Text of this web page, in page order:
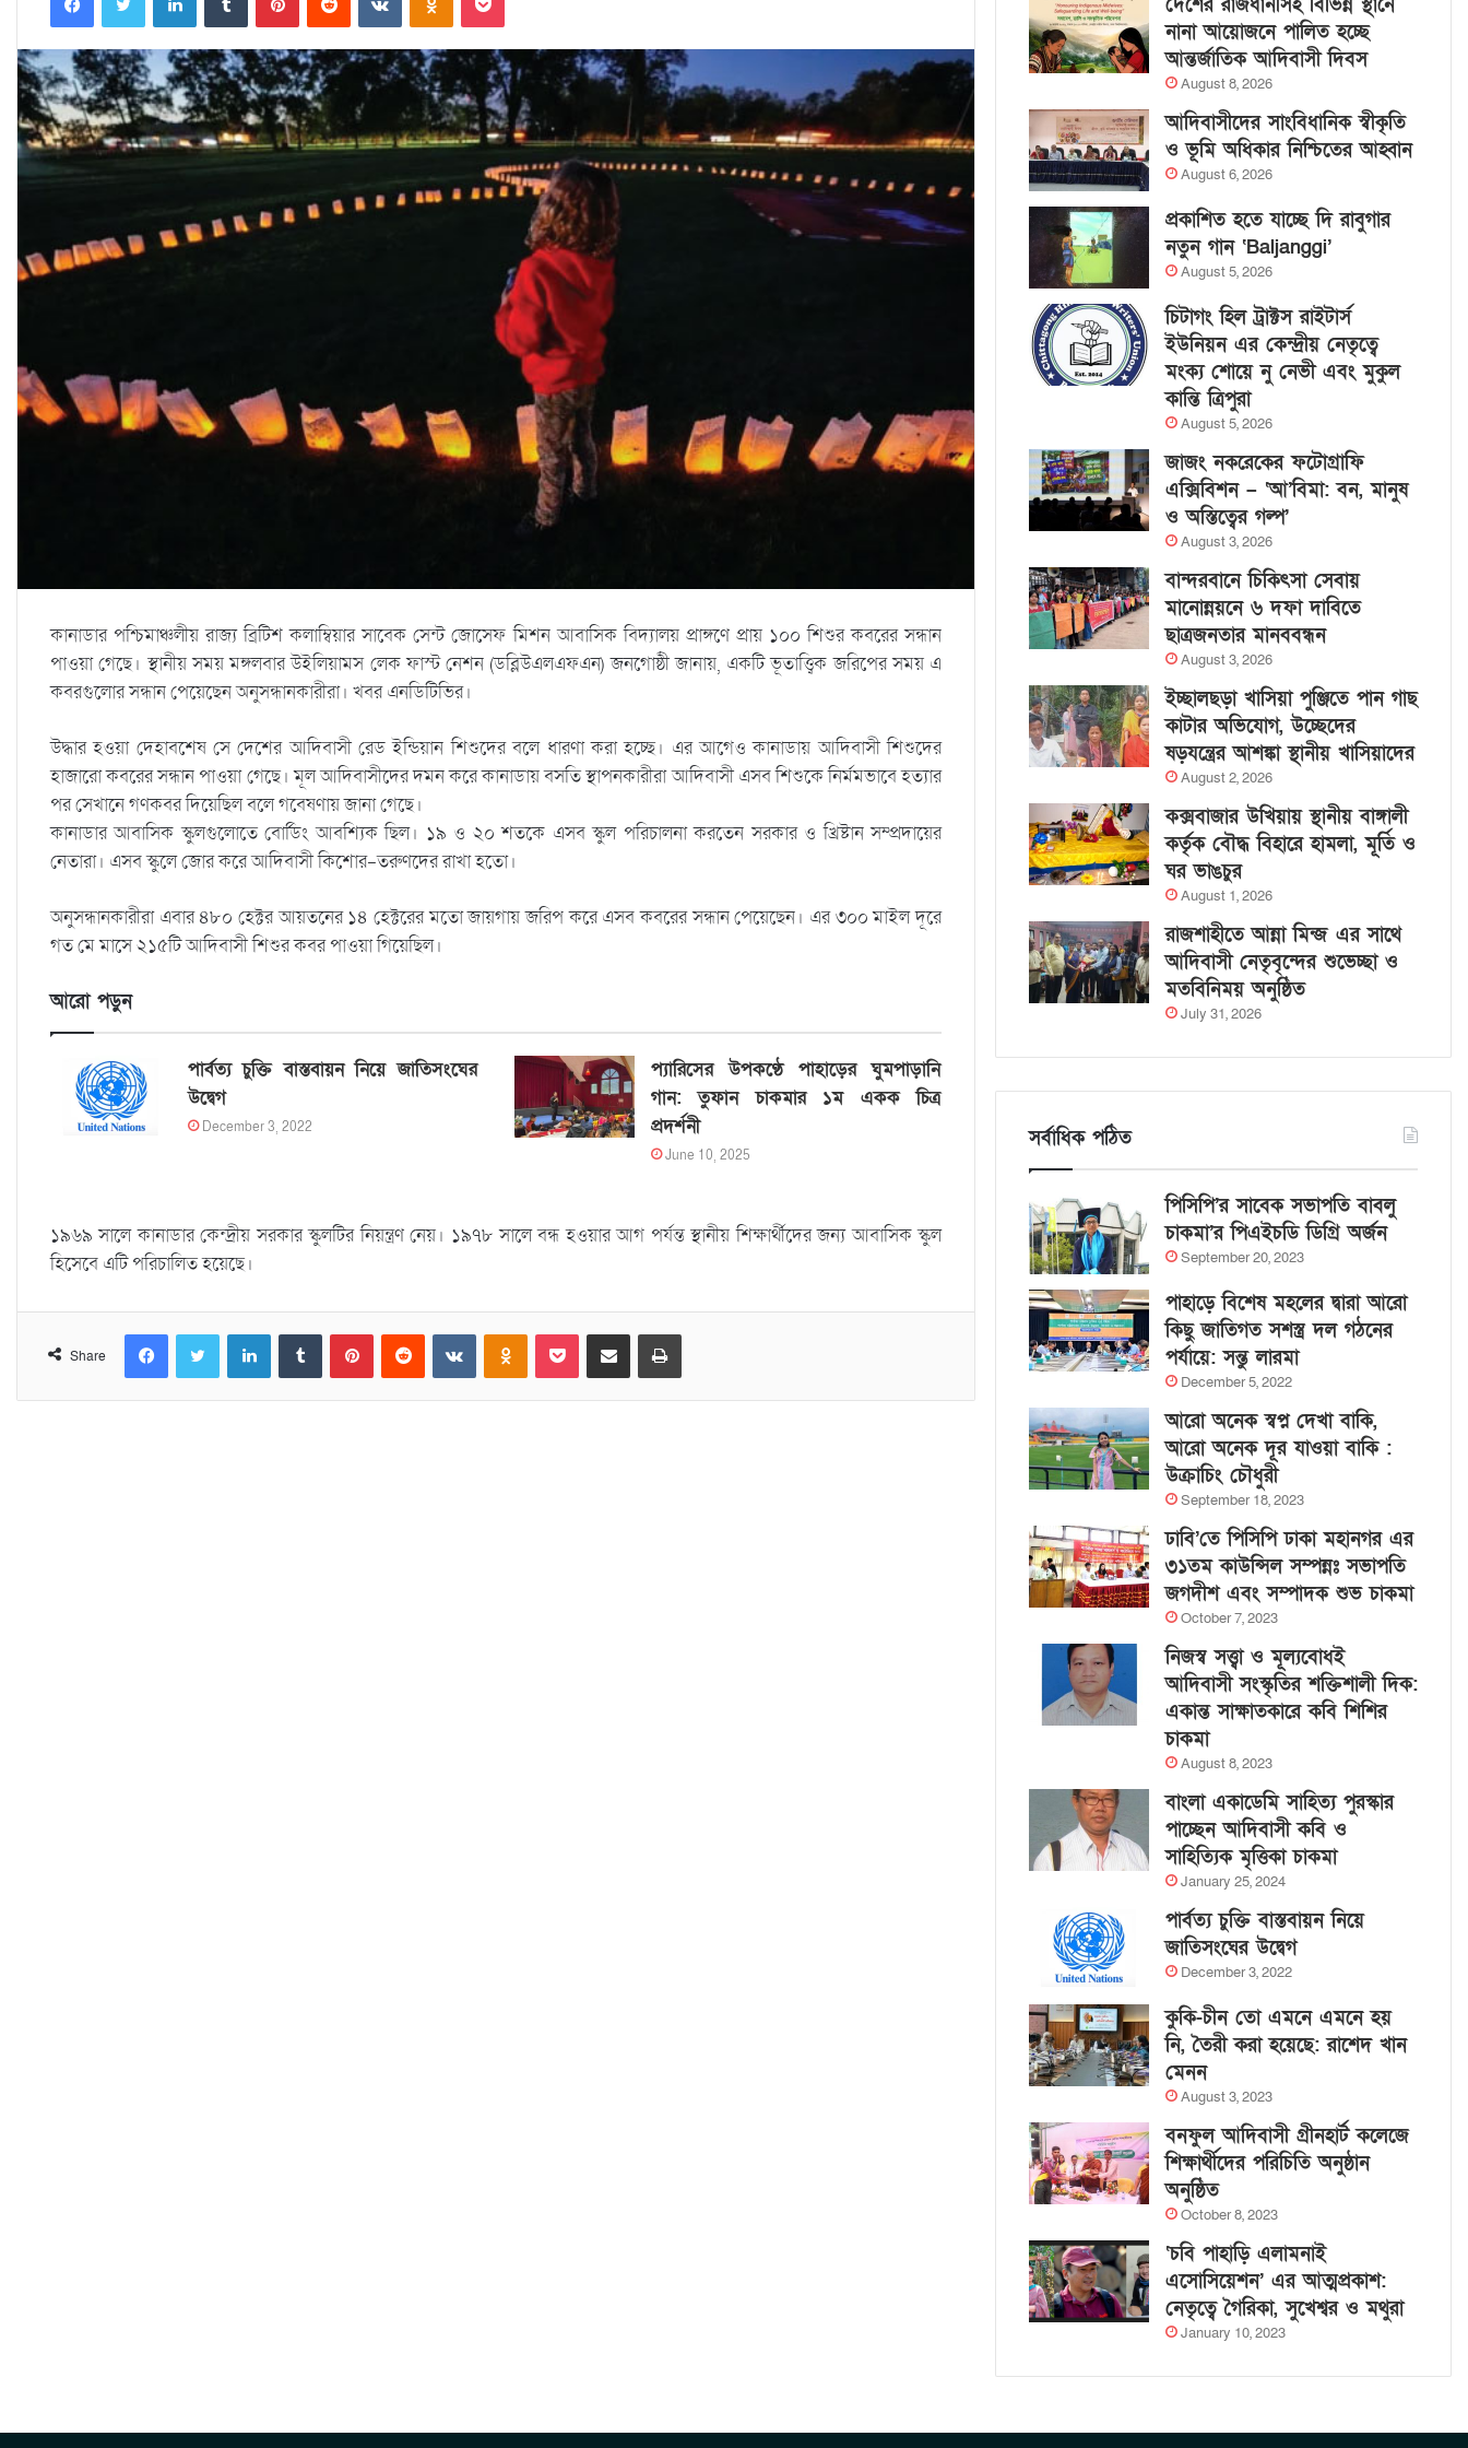
কানাডার পশ্চিমাঞ্চলীয় রাজ্য ব্রিটিশ কলাম্বিয়ার সাবেক সেন্ট জোসেফ মিশন আবাসিক বিদ্যালয় প্রাঙ্গণে প্রায় ১০০ শিশুর কবরের সন্ধান
পাওয়া গেছে। স্থানীয় সময় মঙ্গলবার উইলিয়ামস লেক ফাস্ট নেশন (ডব্লিউএলএফএন) জনগোষ্ঠী জানায়, একটি ভূতাত্ত্বিক জরিপের সময় এ
কবরগুলোর সন্ধান পেয়েছেন অনুসন্ধানকারীরা। খবর এনডিটিভির।
উদ্ধার হওয়া দেহাবশেষ সে দেশের আদিবাসী রেড ইন্ডিয়ান শিশুদের বলে ধারণা করা হচ্ছে। এর আগেও কানাডায় আদিবাসী শিশুদের
হাজারো কবরের সন্ধান পাওয়া গেছে। মূল আদিবাসীদের দমন করে কানাডায় বসতি স্থাপনকারীরা আদিবাসী এসব শিশুকে নির্মমভাবে হত্যার
পর সেখানে গণকবর দিয়েছিল বলে গবেষণায় জানা গেছে।
কানাডার আবাসিক স্কুলগুলোতে বোর্ডিং আবশ্যিক ছিল। ১৯ ও ২০ শতকে এসব স্কুল পরিচালনা করতেন সরকার ও খ্রিষ্টান সম্প্রদায়ের
নেতারা। এসব স্কুলে জোর করে আদিবাসী কিশোর-তরুণদের রাখা হতো।
অনুসন্ধানকারীরা এবার ৪৮০ হেক্টর আয়তনের ১৪ হেক্টরের মতো জায়গায় জরিপ করে এসব কবরের সন্ধান পেয়েছেন। এর ৩০০ মাইল দূরে
গত মে মাসে ২১৫টি আদিবাসী শিশুর কবর পাওয়া গিয়েছিল।
আরো পড়ুন
পার্বত্য চুক্তি বাস্তবায়ন নিয়ে জাতিসংঘের
উদ্বেগ
December 3, 2022
প্যারিসের উপকণ্ঠে পাহাড়ের ঘুমপাড়ানি
গান: তুফান চাকমার ১ম একক চিত্র
প্রদর্শনী
June 10, 2025
১৯৬৯ সালে কানাডার কেন্দ্রীয় সরকার স্কুলটির নিয়ন্ত্রণ নেয়। ১৯৭৮ সালে বন্ধ হওয়ার আগ পর্যন্ত স্থানীয় শিক্ষার্থীদের জন্য আবাসিক স্কুল
হিসেবে এটি পরিচালিত হয়েছে।
Share
নানা আয়োজনে পালিত হচ্ছে
আন্তর্জাতিক আদিবাসী দিবস
August 8, 2026
আদিবাসীদের সাংবিধানিক স্বীকৃতি
ও ভূমি অধিকার নিশ্চিতের আহ্বান
August 6, 2026
প্রকাশিত হতে যাচ্ছে দি রাবুগার
নতুন গান ‘Baljanggi’
August 5, 2026
চিটাগং হিল ট্রাক্টস রাইটার্স
ইউনিয়ন এর কেন্দ্রীয় নেতৃত্বে
মংক্য শোয়ে নু নেভী এবং মুকুল
কান্তি ত্রিপুরা
August 5, 2026
জাজং নকরেকের ফটোগ্রাফি
এক্সিবিশন – ‘আ’বিমা: বন, মানুষ
ও অস্তিত্বের গল্প’
August 3, 2026
বান্দরবানে চিকিৎসা সেবায়
মানোন্নয়নে ৬ দফা দাবিতে
ছাত্রজনতার মানববন্ধন
August 3, 2026
ইচ্ছালছড়া খাসিয়া পুঞ্জিতে পান গাছ
কাটার অভিযোগ, উচ্ছেদের
ষড়যন্ত্রের আশঙ্কা স্থানীয় খাসিয়াদের
August 2, 2026
কক্সবাজার উখিয়ায় স্থানীয় বাঙ্গালী
কর্তৃক বৌদ্ধ বিহারে হামলা, মূর্তি ও
ঘর ভাঙচুর
August 1, 2026
রাজশাহীতে আন্না মিন্জ এর সাথে
আদিবাসী নেতৃবৃন্দের শুভেচ্ছা ও
মতবিনিময় অনুষ্ঠিত
July 31, 2026
সর্বাধিক পঠিত
পিসিপি’র সাবেক সভাপতি বাবলু
চাকমা’র পিএইচডি ডিগ্রি অর্জন
September 20, 2023
পাহাড়ে বিশেষ মহলের দ্বারা আরো
কিছু জাতিগত সশস্ত্র দল গঠনের
পর্যায়ে: সন্তু লারমা
December 5, 2022
আরো অনেক স্বপ্ন দেখা বাকি,
আরো অনেক দূর যাওয়া বাকি :
উক্রাচিং চৌধুরী
September 18, 2023
ঢাবি’তে পিসিপি ঢাকা মহানগর এর
৩১তম কাউন্সিল সম্পন্নঃ সভাপতি
জগদীশ এবং সম্পাদক শুভ চাকমা
October 7, 2023
নিজস্ব সত্ত্বা ও মূল্যবোধই
আদিবাসী সংস্কৃতির শক্তিশালী দিক:
একান্ত সাক্ষাতকারে কবি শিশির
চাকমা
August 8, 2023
বাংলা একাডেমি সাহিত্য পুরস্কার
পাচ্ছেন আদিবাসী কবি ও
সাহিত্যিক মৃত্তিকা চাকমা
January 25, 2024
পার্বত্য চুক্তি বাস্তবায়ন নিয়ে
জাতিসংঘের উদ্বেগ
December 3, 2022
কুকি-চীন তো এমনে এমনে হয়
নি, তৈরী করা হয়েছে: রাশেদ খান
মেনন
August 3, 2023
বনফুল আদিবাসী গ্রীনহার্ট কলেজে
শিক্ষার্থীদের পরিচিতি অনুষ্ঠান
অনুষ্ঠিত
October 8, 2023
‘চবি পাহাড়ি এলামনাই
এসোসিয়েশন’ এর আত্মপ্রকাশ:
নেতৃত্বে গৈরিকা, সুখেশ্বর ও মথুরা
January 10, 2023